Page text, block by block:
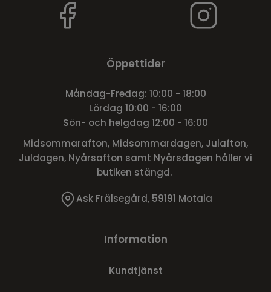
Öppettider
Måndag-Fredag: 10:00 - 18:00
Lördag 10:00 - 16:00
Sön- och helgdag 12:00 - 16:00
Midsommarafton, Midsommardagen, Julafton,
Juldagen, Nyårsafton samt Nyårsdagen håller vi
butiken stängd.
Ask Frälsegård, 59191 Motala
Information
Kundtjänst